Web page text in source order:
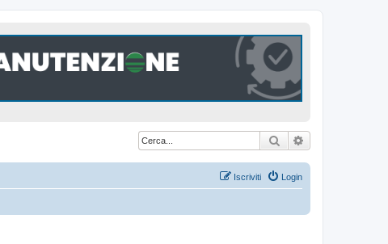
Cerca
Login
Iscriviti